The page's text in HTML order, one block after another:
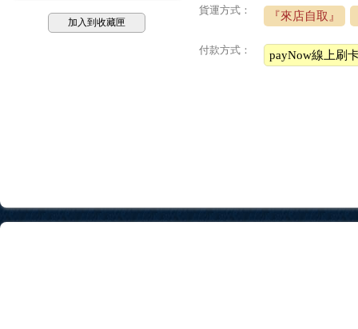
加入到收藏匣
貨運方式： 『來店自取』
付款方式： payNow線上刷